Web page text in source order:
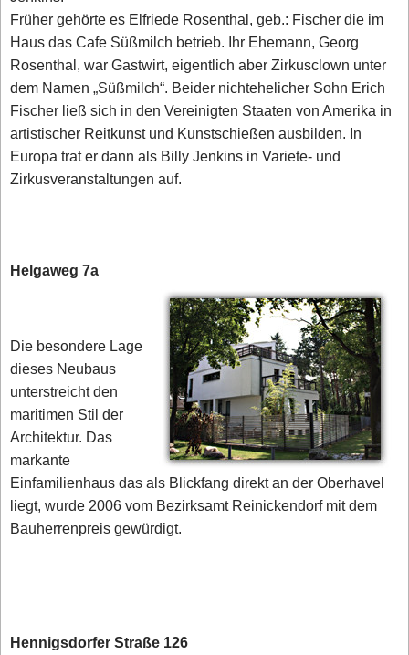
Früher gehörte es Elfriede Rosenthal, geb.: Fischer die im
Haus das Cafe Süßmilch betrieb. Ihr Ehemann, Georg
Rosenthal, war Gastwirt, eigentlich aber Zirkusclown unter
dem Namen „Süßmilch“. Beider nichtehelicher Sohn Erich
Fischer ließ sich in den Vereinigten Staaten von Amerika in
artistischer Reitkunst und Kunstschießen ausbilden. In
Europa trat er dann als Billy Jenkins in Variete- und
Zirkusveranstaltungen auf.
Helgaweg 7a
Die besondere Lage
dieses Neubaus
unterstreicht den
maritimen Stil der
Architektur. Das
markante
Einfamilienhaus das als Blickfang direkt an der Oberhavel
liegt, wurde 2006 vom Bezirksamt Reinickendorf mit dem
Bauherrenpreis gewürdigt.
Hennigsdorfer Straße 126